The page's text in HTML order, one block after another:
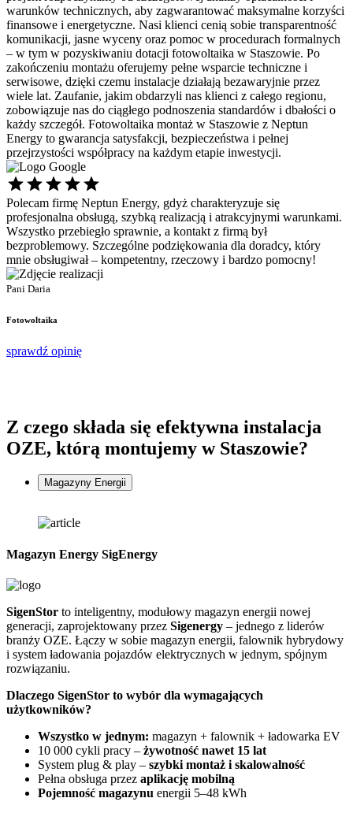
warunków technicznych, aby zagwarantować maksymalne korzyści
finansowe i energetyczne. Nasi klienci cenią sobie transparentność
komunikacji, jasne wyceny oraz pomoc w procedurach formalnych
– w tym w pozyskiwaniu dotacji fotowoltaika w Staszowie. Po
zakończeniu montażu oferujemy pełne wsparcie techniczne i
serwisowe, dzięki czemu instalacje działają bezawaryjnie przez
wiele lat. Zaufanie, jakim obdarzyli nas klienci z całego regionu,
zobowiązuje nas do ciągłego podnoszenia standardów i dbałości o
każdy szczegół. Fotowoltaika montaż w Staszowie z Neptun
Energy to gwarancja satysfakcji, bezpieczeństwa i pełnej
przejrzystości współpracy na każdym etapie inwestycji.
Polecam firmę Neptun Energy, gdyż charakteryzuje się
profesjonalna obsługą, szybką realizacją i atrakcyjnymi warunkami.
Wszystko przebiegło sprawnie, a kontakt z firmą był
bezproblemowy. Szczególne podziękowania dla doradcy, który
mnie obsługiwał – kompetentny, rzeczowy i bardzo pomocny!
Pani Daria
Fotowoltaika
sprawdź opinię
Z czego składa się efektywna instalacja
OZE, którą montujemy w Staszowie?
Magazyny Energii
Magazyn Energy SigEnergy
SigenStor to inteligentny, modułowy magazyn energii nowej
generacji, zaprojektowany przez Sigenergy – jednego z liderów
branży OZE. Łączy w sobie magazyn energii, falownik hybrydowy
i system ładowania pojazdów elektrycznych w jednym, spójnym
rozwiązaniu.
Dlaczego SigenStor to wybór dla wymagających
użytkowników?
Wszystko w jednym: magazyn + falownik + ładowarka EV
10 000 cykli pracy – żywotność nawet 15 lat
System plug & play – szybki montaż i skalowalność
Pełna obsługa przez aplikację mobilną
Pojemność magazynu energii 5–48 kWh